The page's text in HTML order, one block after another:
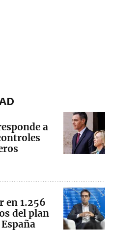
a
en 1.256
del plan